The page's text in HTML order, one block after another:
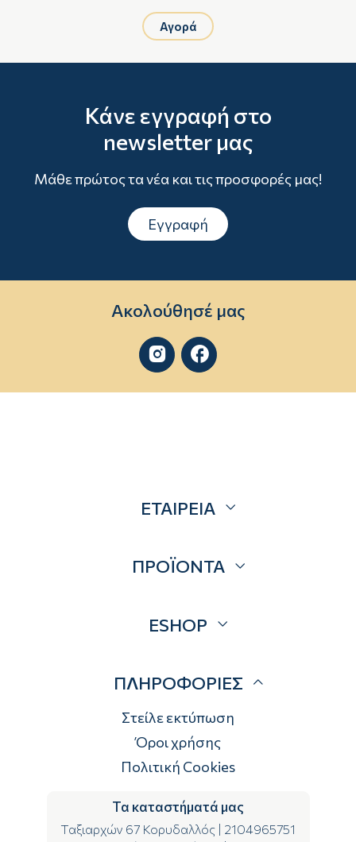
Αγορά
Κάνε εγγραφή στο
newsletter μας
Μάθε πρώτος τα νέα και τις προσφορές μας!
Εγγραφή
Ακολούθησέ μας
 
ΕΤΑΙΡΕΙΑ
Επικοινωνία
ΠΡΟΪΟΝΤΑ
Brands
ESHOP
Τρόποι αποστολής
Τρόποι πληρωμής
Επιστροφές
ΠΛΗΡΟΦΟΡΙΕΣ
Στείλε εκτύπωση
Όροι χρήσης
Πολιτική Cookies
Τα καταστήματά μας
Ταξιαρχών 67 Κορυδαλλός
2104965751